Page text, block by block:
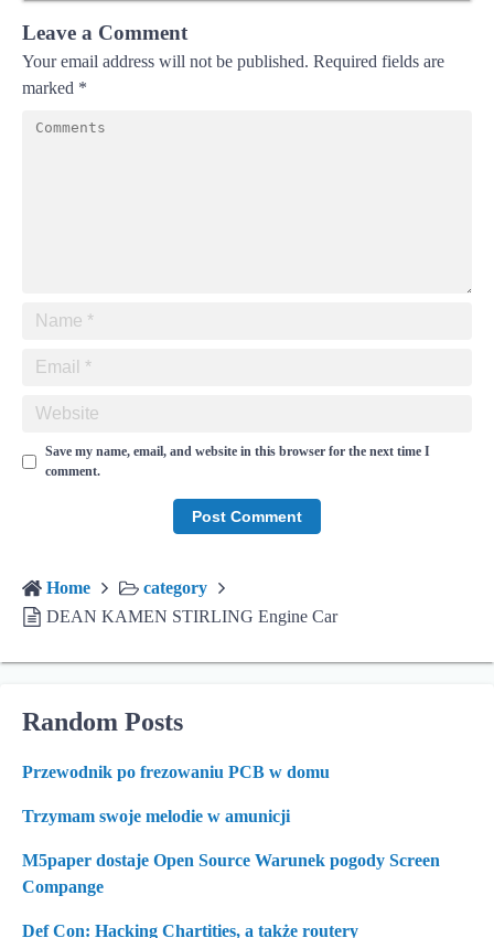
Leave a Comment
Your email address will not be published. Required fields are
marked *
Save my name, email, and website in this browser for the next time I
comment.
Home
category
DEAN KAMEN STIRLING Engine Car
Random Posts
Przewodnik po frezowaniu PCB w domu
Trzymam swoje melodie w amunicji
M5paper dostaje Open Source Warunek pogody Screen
Compange
Def Con: Hacking Chartities, a także routery